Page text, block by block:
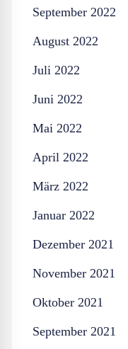
September 2022
August 2022
Juli 2022
Juni 2022
Mai 2022
April 2022
März 2022
Januar 2022
Dezember 2021
November 2021
Oktober 2021
September 2021